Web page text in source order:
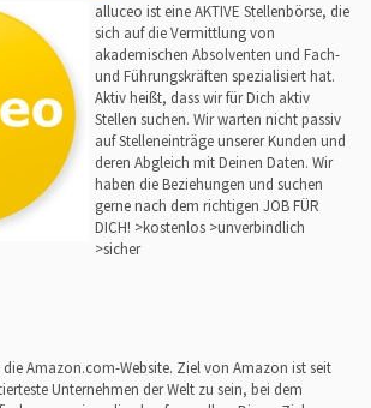
alluceo ist eine AKTIVE Stellenbörse, die
sich auf die Vermittlung von
akademischen Absolventen und Fach-
und Führungskräften spezialisiert hat.
Aktiv heißt, dass wir für Dich aktiv
Stellen suchen. Wir warten nicht passiv
auf Stelleneinträge unserer Kunden und
deren Abgleich mit Deinen Daten. Wir
haben die Beziehungen und suchen
gerne nach dem richtigen JOB FÜR
DICH! >kostenlos >unverbindlich
>sicher
die Amazon.com-Website. Ziel von Amazon ist seit
Unternehmen der Welt zu sein, bei dem